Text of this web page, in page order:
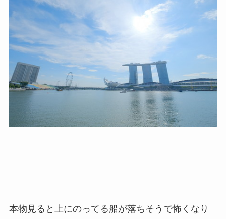
本物見ると上にのってる船が落ちそうで怖くなり